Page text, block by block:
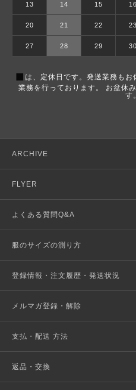
13 14 15 16
20 21 22 23
27 28 29 30
■ は、定休日です。発送業務も
業務を行っております。 お盆休
す。
ARCHIVE
FLYER
よくある質問Q&A
服のサイズの測り方
登録情報・注文履歴・発送状況
メルマガ登録・解除
支払・配送 方法
返品・交換